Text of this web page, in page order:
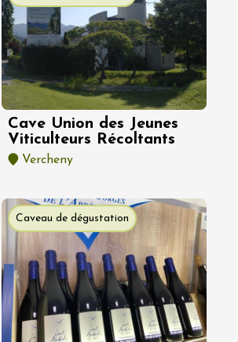
Cave Union des Jeunes
Viticulteurs Récoltants
Vercheny
Caveau de dégustation